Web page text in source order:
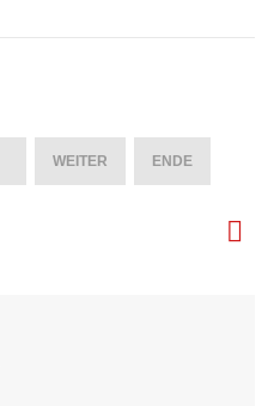
WEITER ENDE